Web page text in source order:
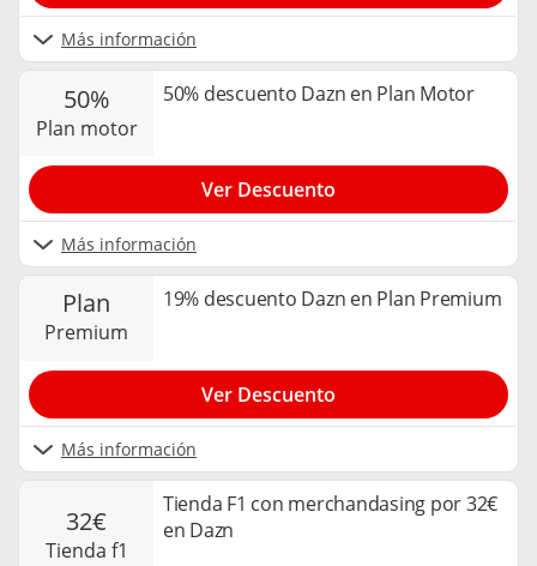
Más información
50%
plan motor
50% descuento Dazn en Plan Motor
Más información
Ver Descuento
plan
premium
19% descuento Dazn en Plan Premium
Más información
Ver Descuento
32€
tienda f1
Tienda F1 con merchandasing por 32€
en Dazn